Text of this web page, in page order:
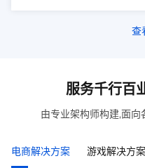
查
服务千行百
由专业架构师构建,面
电商解决方案 游戏解决方案